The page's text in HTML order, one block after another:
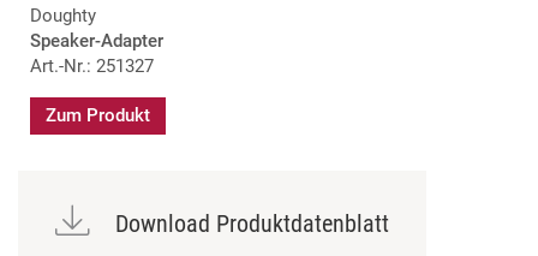
Doughty
Speaker-Adapter
Art.-Nr.: 251327
Zum Produkt
Download Produktdatenblatt